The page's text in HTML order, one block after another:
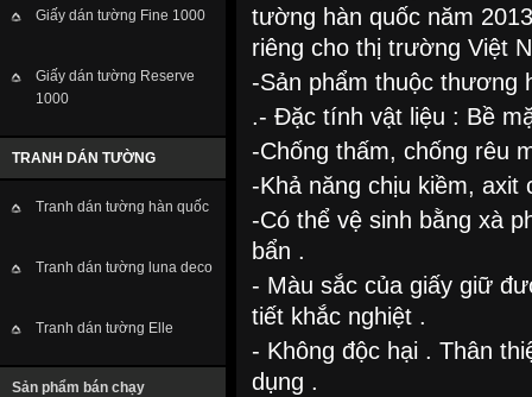
Giấy dán tường Fine 1000
Giấy dán tường Reserve
1000
TRANH DÁN TƯỜNG
Tranh dán tường hàn quốc
Tranh dán tường luna deco
Tranh dán tường Elle
Sản phẩm bán chạy
Giấy Dán Tường
Miracle PN5116-5
Giấy Dán Tường
tường hàn quốc năm
riêng cho thị trường Việt
-Sản phẩm thuộc thương
.- Đặc tính vật liệu : Bề
-Chống thấm, chống rêu
-Khả năng chịu kiềm, axit
-Có thể vệ sinh bằng xà
bẩn .
- Màu sắc của giấy giữ
tiết khắc nghiệt .
- Không độc hại . Thân
dụng .